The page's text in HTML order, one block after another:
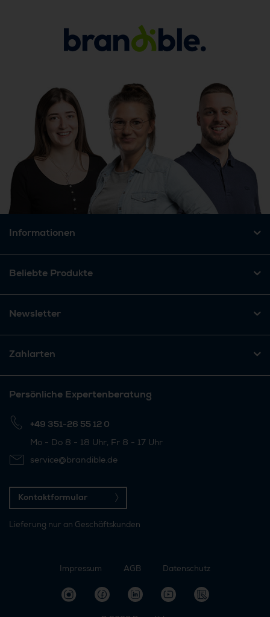
Informationen
Beliebte Produkte
Newsletter
Zahlarten
Persönliche Expertenberatung
+49 351-26 55 12 0
Mo - Do 8 - 18 Uhr, Fr 8 - 17 Uhr
service@brandible.de
Kontaktformular
Lieferung nur an Geschäftskunden
Impressum AGB Datenschutz